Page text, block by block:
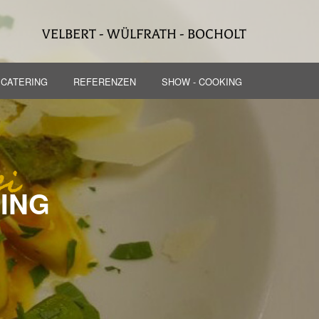
VELBERT - WÜLFRATH - BOCHOLT
REFERENZEN SHOW - COOKING